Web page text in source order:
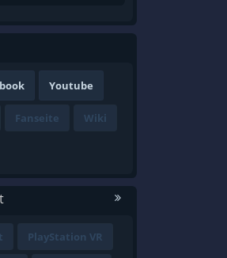
Youtube
Fanseite Wiki
PlayStation VR